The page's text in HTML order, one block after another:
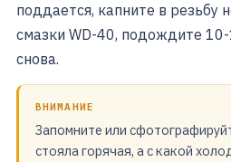
поддается, капните в резьбу
смазки WD-40, подождите
снова.
ВНИМАНИЕ
Запомните или
стояла горячая, а с какой